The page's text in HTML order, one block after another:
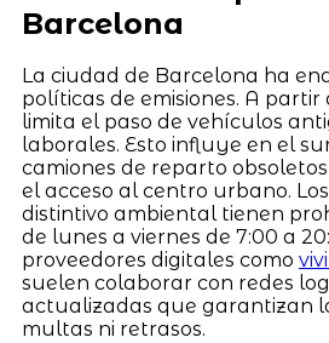
Barcelona
La ciudad de Barcelona ha
políticas de emisiones. A partir
limita el paso de vehículos
laborales. Esto influye en el
camiones de reparto
el acceso al centro urbano.
distintivo ambiental tienen
de lunes a viernes de 7:00 a
proveedores digitales como
suelen colaborar con redes
actualizadas que garantizan
multas ni retrasos.